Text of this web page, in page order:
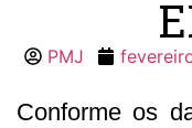
PMJ
Conforme os